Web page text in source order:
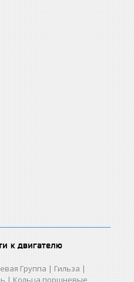
к двигателю
Группа | Гильза |
| Кольца поршневые